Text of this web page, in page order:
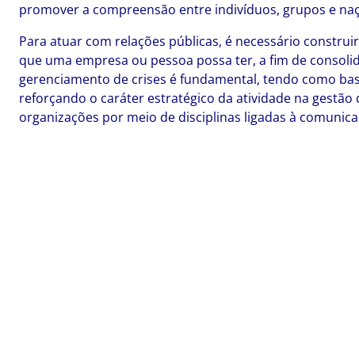
promover a compreensão entre indivíduos, grupos e
Para atuar com relações públicas, é necessário
que uma empresa ou pessoa possa ter, a fim de
gerenciamento de crises é fundamental, tendo como
reforçando o caráter estratégico da atividade na gestão
organizações por meio de disciplinas ligadas à